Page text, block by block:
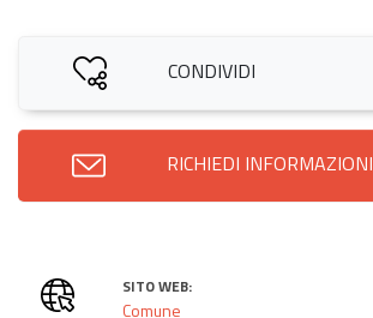
CONDIVIDI
RICHIEDI INFORMAZIONI
SITO WEB:
Comune